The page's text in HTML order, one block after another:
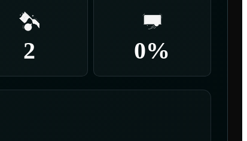
2 0%